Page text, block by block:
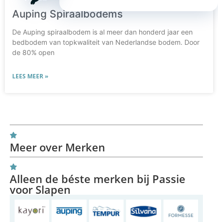
Auping Spiraalbodems
De Auping spiraalbodem is al meer dan honderd jaar een
bedbodem van topkwaliteit van Nederlandse bodem. Door
de 80% open
LEES MEER »
Meer over Merken
Alleen de béste merken bij Passie
voor Slapen